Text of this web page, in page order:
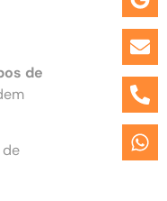
de